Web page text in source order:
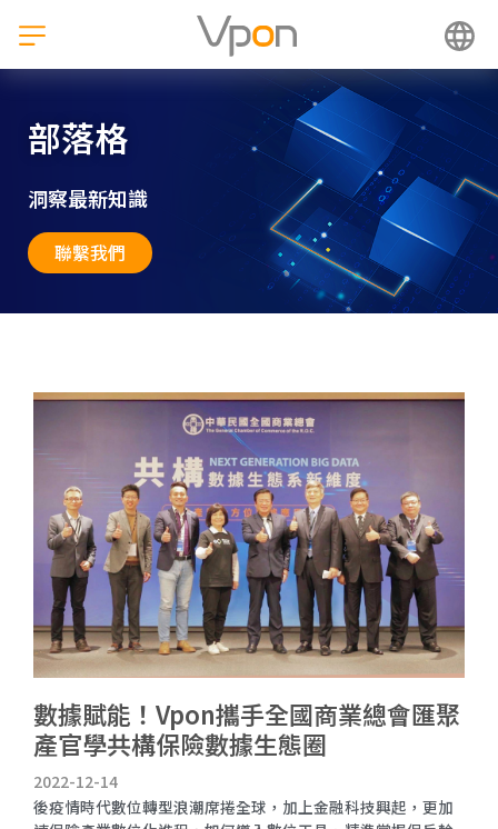
部落格
洞察最新知識
聯繫我們
數據賦能！Vpon攜手全國商業總會匯聚
產官學共構保險數據生態圈
2022-12-14
後疫情時代數位轉型浪潮席捲全球，加上金融科技興起，更加